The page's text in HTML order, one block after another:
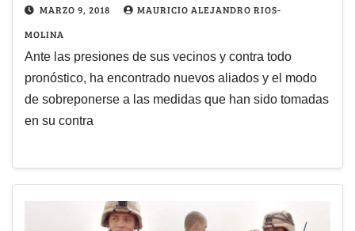
MARZO 9, 2018
MAURICIO ALEJANDRO RIOS-
MOLINA
Ante las presiones de sus vecinos y contra todo
pronóstico, ha encontrado nuevos aliados y el modo
de sobreponerse a las medidas que han sido tomadas
en su contra